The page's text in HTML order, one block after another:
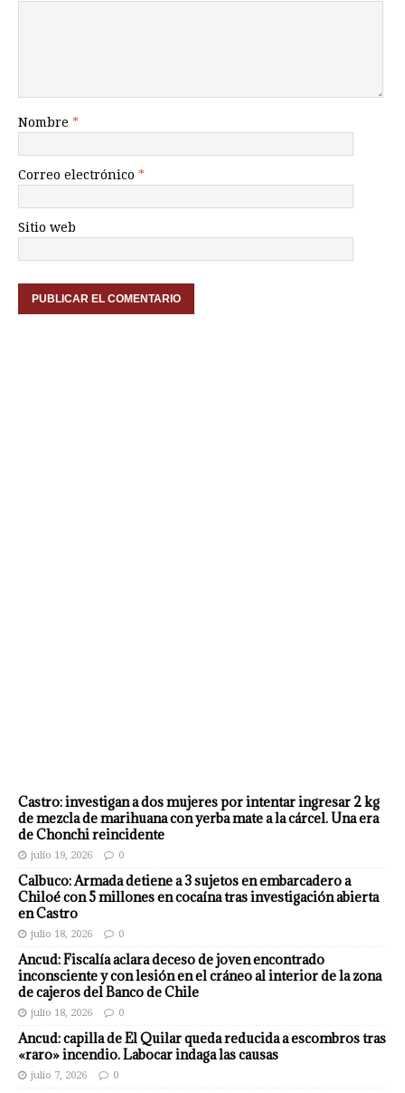
Nombre *
Correo electrónico *
Sitio web
Castro: investigan a dos mujeres por intentar ingresar 2 kg
de mezcla de marihuana con yerba mate a la cárcel. Una era
de Chonchi reincidente
julio 19, 2026 0
Calbuco: Armada detiene a 3 sujetos en embarcadero a
Chiloé con 5 millones en cocaína tras investigación abierta
en Castro
julio 18, 2026 0
Ancud: Fiscalía aclara deceso de joven encontrado
inconsciente y con lesión en el cráneo al interior de la zona
de cajeros del Banco de Chile
julio 18, 2026 0
Ancud: capilla de El Quilar queda reducida a escombros tras
«raro» incendio. Labocar indaga las causas
julio 7, 2026 0